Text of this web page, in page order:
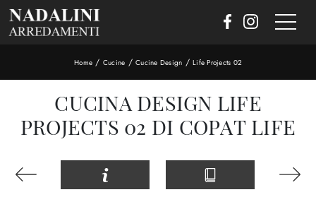
Home / Cucine / Cucine Design / Life Projects 02
CUCINA DESIGN LIFE
PROJECTS 02 DI COPAT LIFE